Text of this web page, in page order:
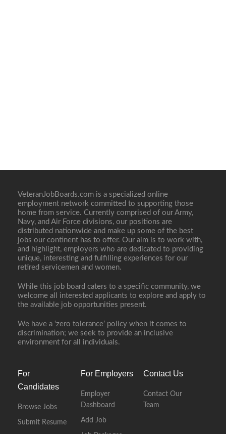
VeteranJobBoards.com is a specialized online
employment network committed to supporting those
home from service. Currently comprised of our Army,
Navy, and Air Force divisions, our positions are
distributed nationwide and make up some of the best
jobs our continent has to offer. Our aim is to work with,
and highlight, employers who are dedicated to providing
unique, interesting and fulfilling experiences for our
retired servicemen and women.
While this job board caters to a specific community, we
welcome all interested applicants to explore and apply to
the available job opportunities present.
We have a ‘zero tolerance’ policy when it comes to
discrimination; we seek to provide an inclusive
environment for all individuals.
For
Candidates
Browse Jobs
Submit Resume
For Employers
Employer
Dashboard
Add Job
Contact Us
Contact Our
Team